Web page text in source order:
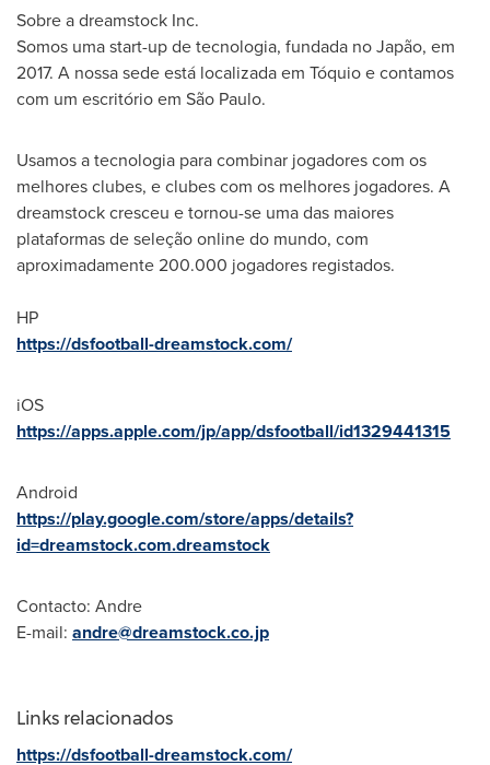
Sobre a dreamstock Inc.
Somos uma start-up de tecnologia, fundada no Japão, em
2017. A nossa sede está localizada em Tóquio e contamos
com um escritório em São Paulo.
Usamos a tecnologia para combinar jogadores com os
melhores clubes, e clubes com os melhores jogadores. A
dreamstock cresceu e tornou-se uma das maiores
plataformas de seleção online do mundo, com
aproximadamente 200.000 jogadores registados.
HP
https://dsfootball-dreamstock.com/
iOS
https://apps.apple.com/jp/app/dsfootball/id1329441315
Android
https://play.google.com/store/apps/details?
id=dreamstock.com.dreamstock
Contacto: Andre
E-mail: andre@dreamstock.co.jp
Links relacionados
https://dsfootball-dreamstock.com/